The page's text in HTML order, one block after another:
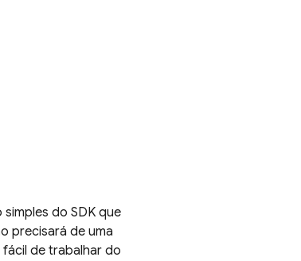
do SDK que
precisará de uma
fácil de trabalhar do